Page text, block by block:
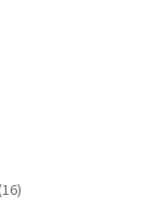
16izdelkov